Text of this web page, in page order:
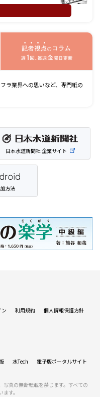
ラ業界への思いなど、専門紙の
日本水道新聞社 企業サイト
方法
ン 利用規約
個人情報保護方針
水Tech 電子版ポータルサイト
真の無断転載を禁じます。すべての
す。